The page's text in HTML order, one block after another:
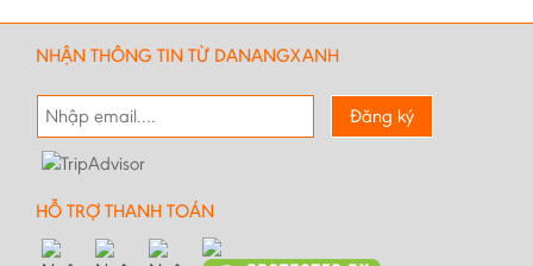
Đồng Nai
Đắc Lắc
Điện Biên
Gia Lai
Hà Giang
NHẬN THÔNG TIN TỪ DANANGXANH
Đăng ký
HỖ TRỢ THANH TOÁN